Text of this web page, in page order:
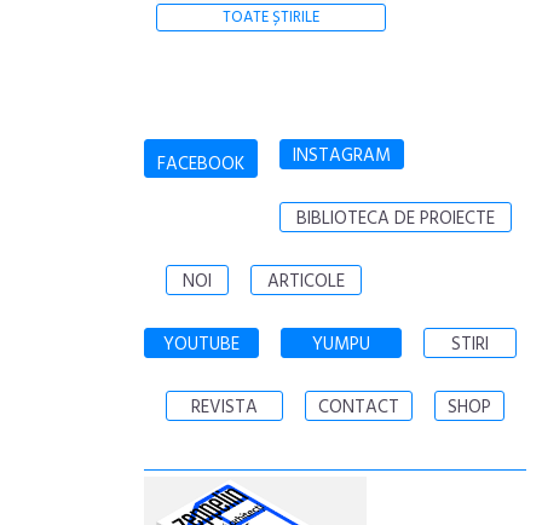
TOATE ȘTIRILE
FACEBOOK INSTAGRAM
BIBLIOTECA DE PROIECTE
NOI ARTICOLE
YOUTUBE YUMPU STIRI
REVISTA CONTACT SHOP